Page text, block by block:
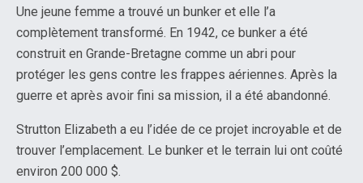
Une jeune femme a trouvé un bunker et elle l’a
complètement transformé. En 1942, ce bunker a été
construit en Grande-Bretagne comme un abri pour
protéger les gens contre les frappes aériennes. Après la
guerre et après avoir fini sa mission, il a été abandonné.
Strutton Elizabeth a eu l’idée de ce projet incroyable et de
trouver l’emplacement. Le bunker et le terrain lui ont coûté
environ 200 000 $.